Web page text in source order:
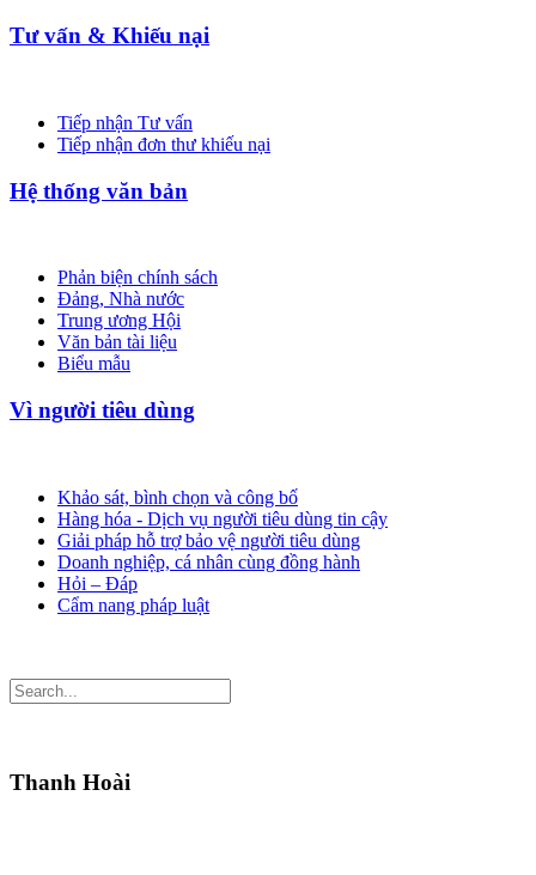
Tư vấn & Khiếu nại
Tiếp nhận Tư vấn
Tiếp nhận đơn thư khiếu nại
Hệ thống văn bản
Phản biện chính sách
Đảng, Nhà nước
Trung ương Hội
Văn bản tài liệu
Biểu mẫu
Vì người tiêu dùng
Khảo sát, bình chọn và công bố
Hàng hóa - Dịch vụ người tiêu dùng tin cậy
Giải pháp hỗ trợ bảo vệ người tiêu dùng
Doanh nghiệp, cá nhân cùng đồng hành
Hỏi – Đáp
Cẩm nang pháp luật
Thanh Hoài